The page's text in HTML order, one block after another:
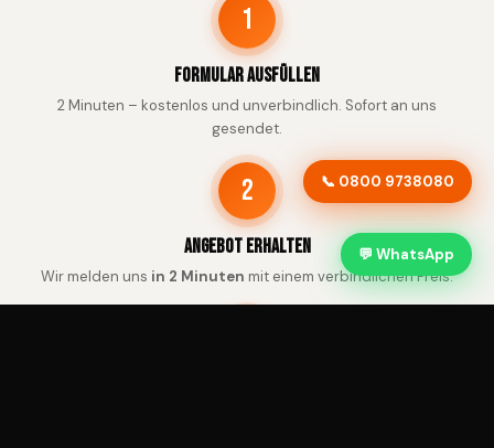
📞 0800 9738080
💬 WhatsApp
1
Formular ausfüllen
2 Minuten – kostenlos und unverbindlich. Sofort an uns
gesendet.
2
Angebot erhalten
Wir melden uns in 2 Minuten mit einem verbindlichen Preis.